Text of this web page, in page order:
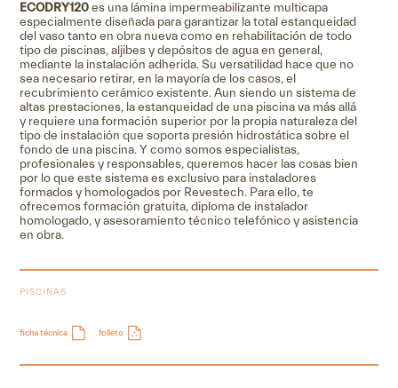
ECODRY120es una lámina impermeabilizante multicapa
especialmente diseñada para garantizar la total estanqueidad
del vaso tanto en obra nueva como en rehabilitación de todo
tipo de piscinas, aljibes y depósitos de agua en general,
mediante la instalación adherida. Su versatilidad hace que no
sea necesario retirar, en la mayoría de los casos, el
recubrimiento cerámico existente.Aun siendo un sistema de
altas prestaciones, la estanqueidad de una piscina va más allá
y requiere una formación superior por la propia naturaleza del
tipo de instalación que soporta presión hidrostática sobre el
fondo de una piscina. Y como somos especialistas,
profesionales y responsables, queremos hacer las cosas bien
por lo que este sistema es exclusivo para instaladores
formados y homologados por Revestech. Para ello, te
ofrecemosformación gratuita, diploma de instalador
homologado, y asesoramiento técnico telefónico y asistencia
en obra.
PISCINAS
ficha técnica folleto